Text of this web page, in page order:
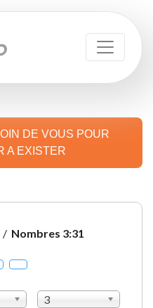
DE VOUS POUR
A EXISTER
/ Nombres 3:31
3